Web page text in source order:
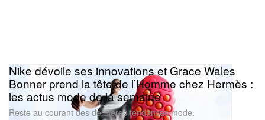
Nike dévoile ses innovations et Grace Wales
Bonner prend la tête de l’Homme chez Hermès :
les actus mode de la semaine
Reste au courant des dernières tendances mode.